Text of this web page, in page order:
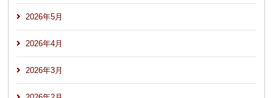
2026年5月
2026年4月
2026年3月